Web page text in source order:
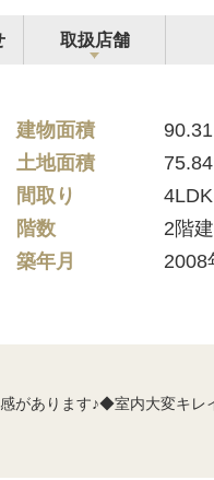
取扱店舗
建物面積
土地面積
間取り
4LDK
階数
2階
築年月
2008
があります♪◆室内大変キレ